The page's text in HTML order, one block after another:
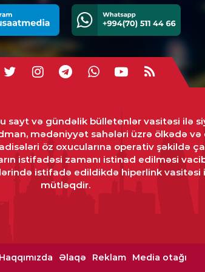
sayt və gündəlik bülletenlər vasitəsi ilə
mədəniyyət sahələri üzrə ölkədə və
öz oxucularına operativ şəkildə
istifadəsi zamanı istinad edilməsi
istifadə edildikdə hiperlink vasitəsi
mütləqdir.
Haqqımızda Əlaqə Reklam Media otağı